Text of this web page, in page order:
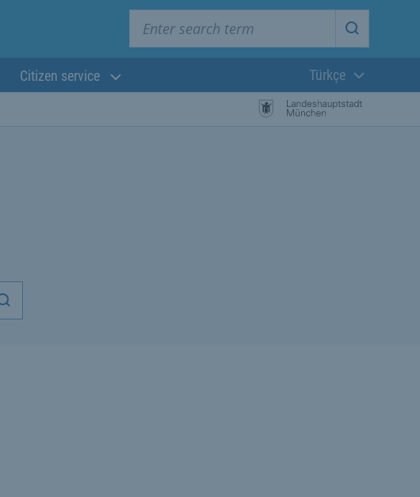
Start
Citizen service
Güncel dil:
Türkçe
Aramaya başlayın